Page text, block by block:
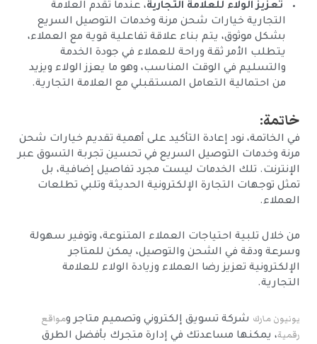
تعزيز الولاء للعلامة التجارية، عندما تقدم العلامة
التجارية خيارات شحن مرنة وخدمات التوصيل السريع
بشكل موثوق، يتم بناء علاقة تفاعلية قوية مع العملاء،
يتطلب الأمر ثقة وراحة للعملاء في جودة الخدمة
والتسليم في الوقت المناسب، وهو ما يعزز الولاء ويزيد
من احتمالية التعامل المستقبلي مع العلامة التجارية.
خاتمة:
في الخاتمة، نود إعادة التأكيد على أهمية تقديم خيارات شحن
مرنة وخدمات التوصيل السريع في تحسين تجربة التسوق عبر
الإنترنت. تلك الخدمات ليست مجرد تفاصيل إضافية، بل
تمثل توجهات التجارة الإلكترونية الحديثة وتلبي تطلعات
العملاء.
من خلال تلبية احتياجات العملاء المتنوعة، وتوفير سهولة
وسرعة ودقة في الشحن والتوصيل، يمكن للمتاجر
الإلكترونية تعزيز رضا العملاء وزيادة الولاء للعلامة
التجارية.
يونيون مارك شركة تسويق إلكتروني وتصميم متاجر ومواقع
رقمية، يمكنها مساعدتك في إدارة متجرك بأفضل الطرق